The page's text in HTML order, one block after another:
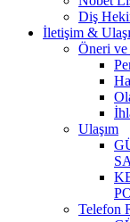
Diş
İletişim &
Öneri
Ulaşım
Telefon